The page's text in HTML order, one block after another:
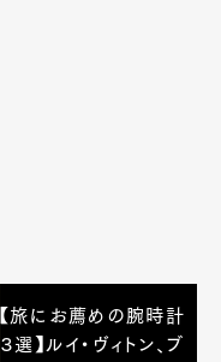
【旅にお薦めの腕時計
３選】ルイ・ヴィトン、ブ